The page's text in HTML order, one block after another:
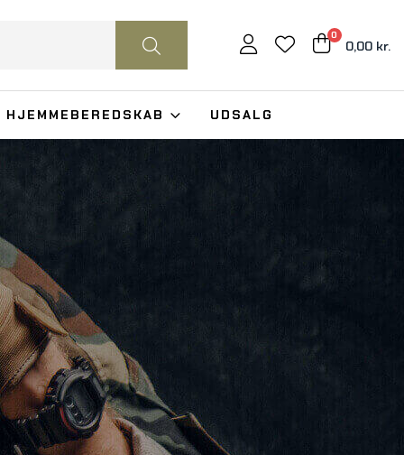
0
0,00 kr.
HJEMMEBEREDSKAB UDSALG